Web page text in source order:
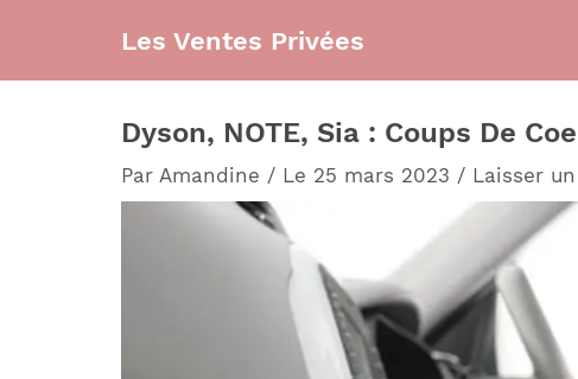
contenu
Les Ventes Privées
Dyson, NOTE, Sia : Coups De
Par Amandine / Le 25 mars 2023 / Laisser